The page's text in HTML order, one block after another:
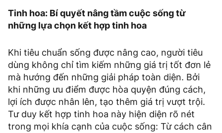
Tinh hoa: Bí quyết nâng tầm cuộc sống từ
những lựa chọn kết hợp tinh hoa
Khi tiêu chuẩn sống được nâng cao, người tiêu
dùng không chỉ tìm kiếm những giá trị tốt đơn lẻ
mà hướng đến những giải pháp toàn diện. Bởi
khi những ưu điểm được hòa quyện đúng cách,
lợi ích được nhân lên, tạo thêm giá trị vượt trội.
Tư duy kết hợp tinh hoa này hiện diện rõ nét
trong mọi khía cạnh của cuộc sống: Từ cách cân